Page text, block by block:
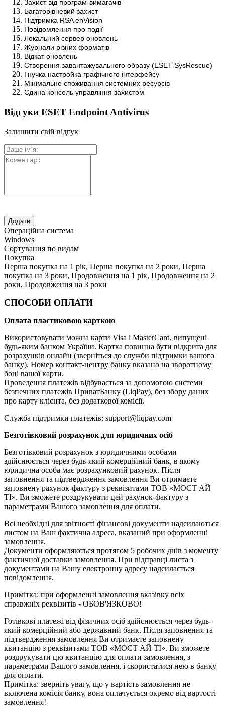
Захист від програм-вимагачів
Багаторівневий захист
Підтримка RSA enVision
Повідомлення про події
Локальний сервер оновлень
Журнали різних форматів
Відкат оновлень
Створення завантажувального образу (ESET SysRescue)
Гнучка настройка графічного інтерфейсу
Мінімальне споживання системних ресурсів
Єдина консоль управління захистом
Відгуки ESET Endpoint Antivirus
Залишити свій відгук
Операційна система
Windows
Сортування по видам
Покупка
Перша покупка на 1 рік, Перша покупка на 2 роки, Перша
покупка на 3 роки, Продовження на 1 рік, Продовження на 2
роки, Продовження на 3 роки
СПОСОБИ ОПЛАТИ
Оплата пластиковою карткою
Використовувати можна карти Visa і MasterCard, випущені
будь-яким банком України. Картка повинна бути відкрита для
розрахунків онлайн (зверніться до служби підтримки вашого
банку). Номер контакт-центру банку вказано на зворотному
боці вашої карти.
Проведення платежів відбувається за допомогою системи
безпечних платежів ПриватБанку (LiqPay), без збору даних
про карту клієнта, без додаткової комісії.
Служба підтримки платежів: support@liqpay.com
Безготівковий розрахунок для юридичних осіб
Безготівковий розрахунок з юридичними особами
здійснюється через будь-який комерційний банк, в якому
юридична особа має розрахунковий рахунок. Після
заповнення та підтвердження замовлення Ви отримаєте
заповнену рахунок-фактуру з реквізитами ТОВ «МОСТ АЙ
ТІ». Ви зможете роздрукувати цей рахунок-фактуру з
параметрами Вашого замовлення для оплати.
Всі необхідні для звітності фінансові документи надсилаються
листом на Ваш фактична адреса, вказаний при оформленні
замовлення.
Документи оформляються протягом 5 робочих днів з моменту
фактичної доставки замовлення. При відправці листа з
документами на Вашу електронну адресу надсилається
повідомлення.
Примітка: при оформленні замовлення вказівку всіх
справжніх реквізитів - ОБОВ'ЯЗКОВО!
Готівкові платежі від фізичних осіб здійснюється через будь-
який комерційний або державний банк. Після заповнення та
підтвердження замовлення Ви отримаєте заповнену
квитанцію з реквізитами ТОВ «МОСТ АЙ ТІ». Ви зможете
роздрукувати цю квитанцію для оплати замовлення, з
параметрами Вашого замовлення, і скористатися нею в банку
для оплати.
Примітка: зверніть увагу, що у вартість замовлення не
включена комісія банку, вона оплачується окремо від вартості
замовлення!